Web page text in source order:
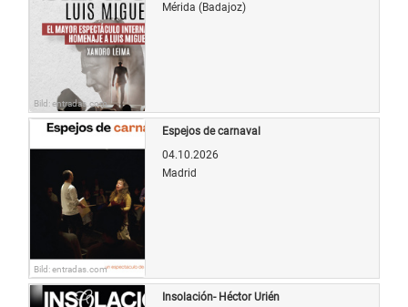
Bild: entradas.com
Mérida (Badajoz)
Bild: entradas.com
Espejos de carnaval
04.10.2026
Madrid
Insolación- Héctor Urién